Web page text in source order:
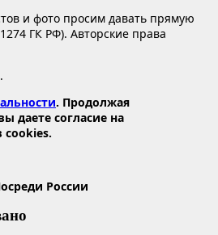
и фото просим давать прямую
ГК РФ). Авторские права
. Продолжая
даете согласие на
cookies.
России